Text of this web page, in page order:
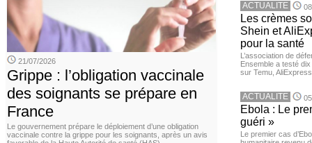
21/07/2026
Grippe : l’obligation vaccinale
des soignants se prépare en
France
Le gouvernement prépare le déploiement d’une obligation
vaccinale contre la grippe pour les soignants, après un avis
ACTUALITE
Les crèmes
Shein et
pour la santé
L’association de
Ensemble a testé
sur Temu,
ACTUALITE
Ebola : Le
guéri »
Le premier cas